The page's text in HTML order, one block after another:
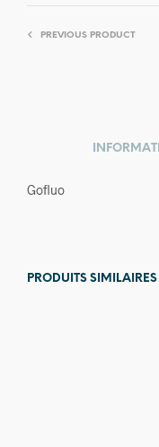
PREVIOUS PRODUCT
Gofluo
PRODUITS SIMILAIRES